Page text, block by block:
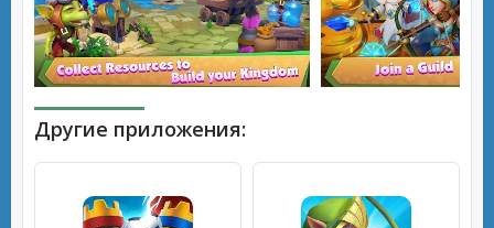
Другие приложения: